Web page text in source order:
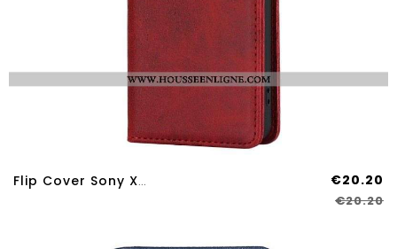
Flip Cover Sony Xperia 10 IV Design Classique €20.20
€20.20